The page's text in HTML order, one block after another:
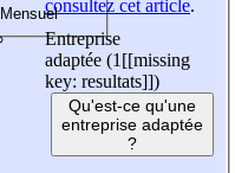
consultez cet article.
Entreprise
adaptée (1 [[missing
key: resultats]])
Qu'est-ce qu'une
entreprise adaptée
?